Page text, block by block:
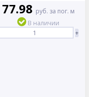
77.98 руб. за пог. м
В наличии
+